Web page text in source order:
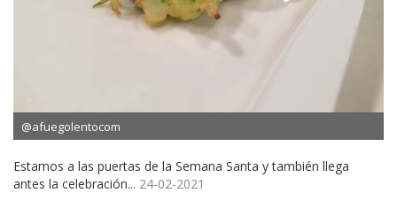
@afuegolentocom
Estamos a las puertas de la Semana Santa y también llega
antes la celebración... 24-02-2021